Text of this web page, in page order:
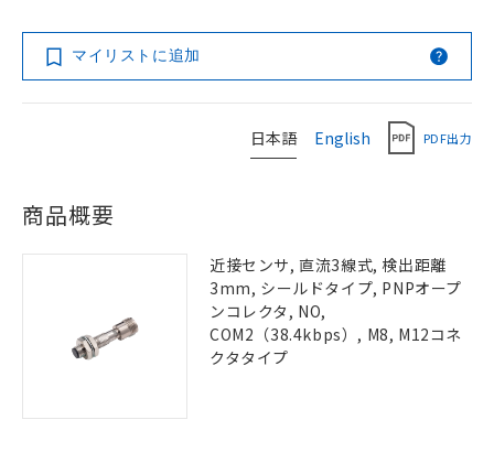
マイリストに追加
日本語 English PDF出力
商品概要
近接センサ, 直流3線式, 検出距離
3mm, シールドタイプ, PNPオープ
ンコレクタ, NO,
COM2（38.4kbps）, M8, M12コネ
クタタイプ